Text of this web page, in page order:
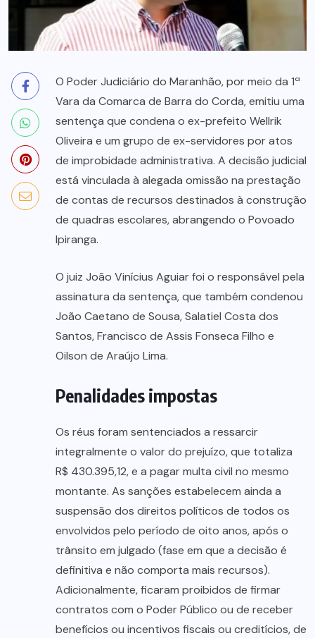
O Poder Judiciário do Maranhão, por meio da 1ª
Vara da Comarca de Barra do Corda, emitiu uma
sentença que condena o ex-prefeito Wellrik
Oliveira e um grupo de ex-servidores por atos
de improbidade administrativa. A decisão judicial
está vinculada à alegada omissão na prestação
de contas de recursos destinados à construção
de quadras escolares, abrangendo o Povoado
Ipiranga.
O juiz João Vinícius Aguiar foi o responsável pela
assinatura da sentença, que também condenou
João Caetano de Sousa, Salatiel Costa dos
Santos, Francisco de Assis Fonseca Filho e
Oilson de Araújo Lima.
Penalidades impostas
Os réus foram sentenciados a ressarcir
integralmente o valor do prejuízo, que totaliza
R$ 430.395,12, e a pagar multa civil no mesmo
montante. As sanções estabelecem ainda a
suspensão dos direitos políticos de todos os
envolvidos pelo período de oito anos, após o
trânsito em julgado (fase em que a decisão é
definitiva e não comporta mais recursos).
Adicionalmente, ficaram proibidos de firmar
contratos com o Poder Público ou de receber
benefícios ou incentivos fiscais ou creditícios, de